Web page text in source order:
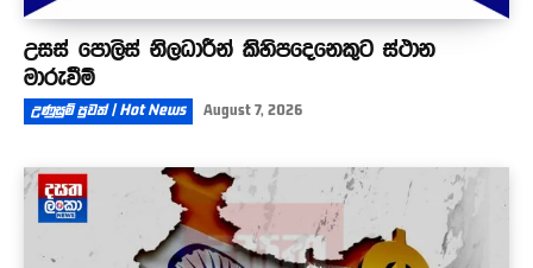
උසස් පොලිස් නිලධාරීන් කිහිපදෙනෙකුට ස්ථාන
මාරුවීම්
උණුසුම් පුවත් | Hot News August 7, 2026